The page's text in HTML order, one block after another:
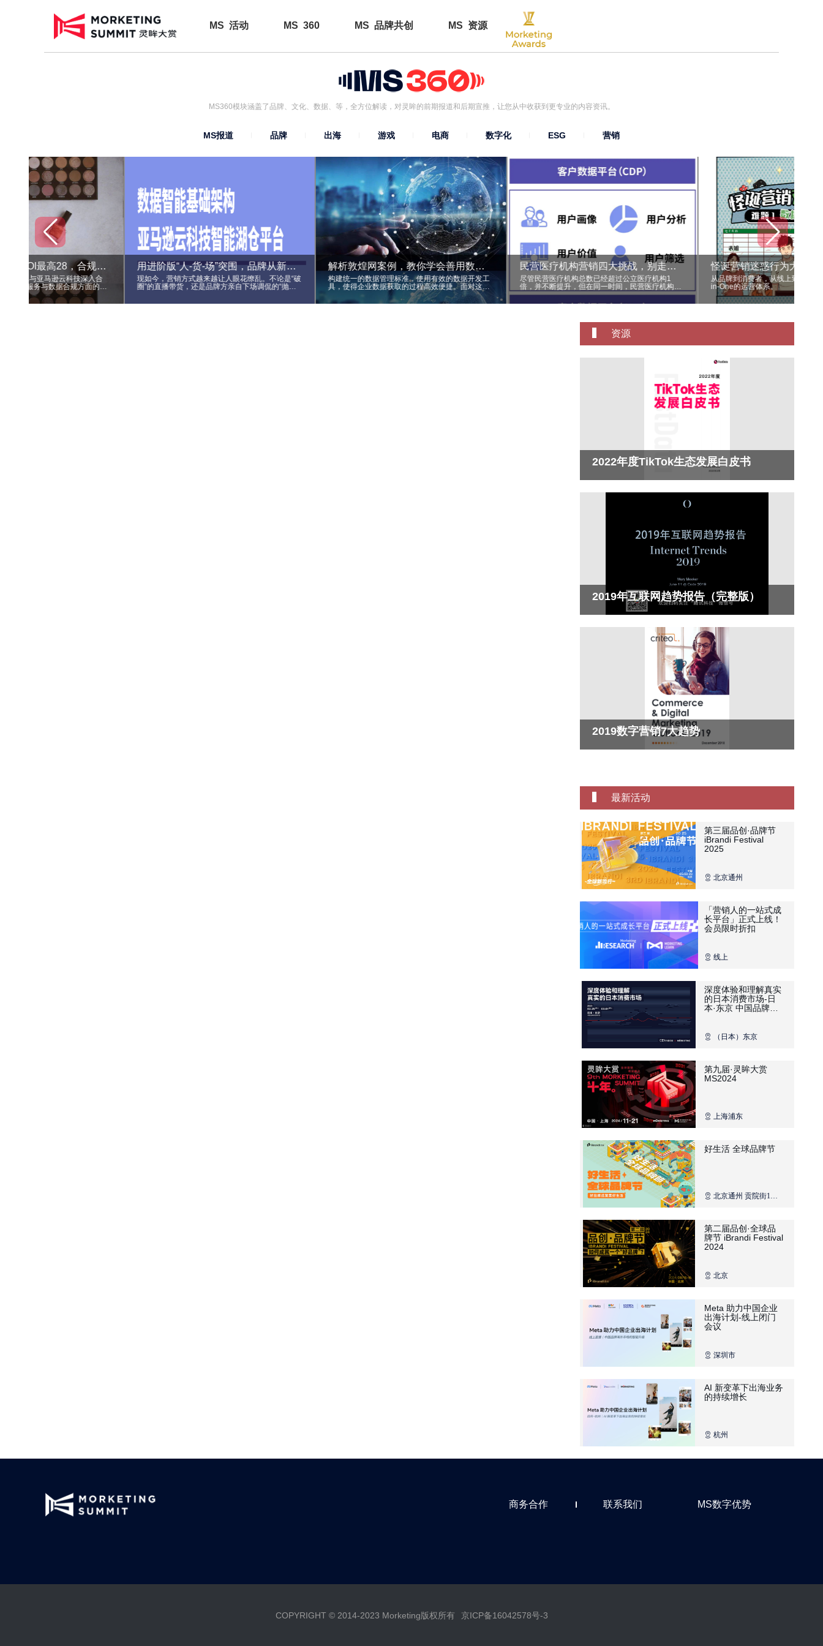
MS 活动 MS 360 MS 品牌共创 MS 资源
MS360模块涵盖了品牌、文化、数据、等，全方位解读，对灵眸的前期报道和后期宣推，让您从中收获到更专业的内容资讯。
MS报道 品牌 出海 游戏 电商 数字化 ESG 营销
转化率提升9倍，ROI最高28，合规的精准营销还能这么做？
与亚马逊云科技深入合
在数据服务与数据合规方面的优
平台支撑数据联动分析、以标签
、以智能算法助力高效精准投
用进阶版“人-货-场”突围，品牌从新手到高阶要这样玩！
现如今，营销方式越来越让人眼花缭乱。不论是“破
圈”的直播带货，还是品牌方亲自下场调侃的“抛
指向了同一个事实：营销战场正在悄然发生改变。
解析敦煌网案例，教你学会善用数据资源
构建统一的数据管理标准，使用有效的数据开发工
具，使得企业数据获取的过程高效便捷。面对这些
数据管理的共通性挑战，谁能够率先找到合适的方
法应对，更好的应用数据就成为重要的企业核心竞
民营医疗机构营销四大挑战，别走这些弯路！
尽管民营医疗机构总数已经超过公立医疗机构1
倍，并不断提升，但在同一时间，民营医疗机构总
诊疗人数仅为3.6亿人次，仅为公立医疗机构19.6亿
人次不及五分之一的比率。 实际上，不管是民营医
机构的市场竞争能力就显得尤为重要。
怪诞营销迷惑行为大赏
从品牌到消费者，从线上到线下
in-One的运营体系。
资源
2022年度TikTok生态发展白皮书
2019年互联网趋势报告（完整版）
2019数字营销7大趋势
最新活动
第三届品创·品牌节
iBrandi Festival
2025
北京通州
「营销人的一站式成
长平台」正式上线！
会员限时折扣
线上
深度体验和理解真实
的日本消费市场-日
本·东京 中国品牌深
（日本）东京
第九届·灵眸大赏
MS2024
上海浦东
好生活 全球品牌节
北京通州 贡院街1号
第二届品创·全球品
牌节 iBrandi Festival
2024
北京
Meta 助力中国企业
出海计划-线上闭门
会议
深圳市
AI 新变革下出海业务
的持续增长
杭州
商务合作 联系我们 MS数字优势
COPYRIGHT © 2014-2023 Morketing版权所有 京ICP备16042578号-3